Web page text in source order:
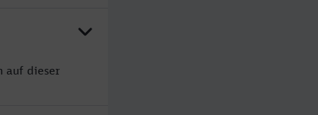
auf dieser